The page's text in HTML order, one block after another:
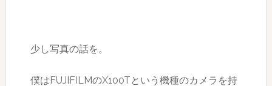
少し写真の話を。
僕はFUJIFILMのX100Tという機種のカメラを持